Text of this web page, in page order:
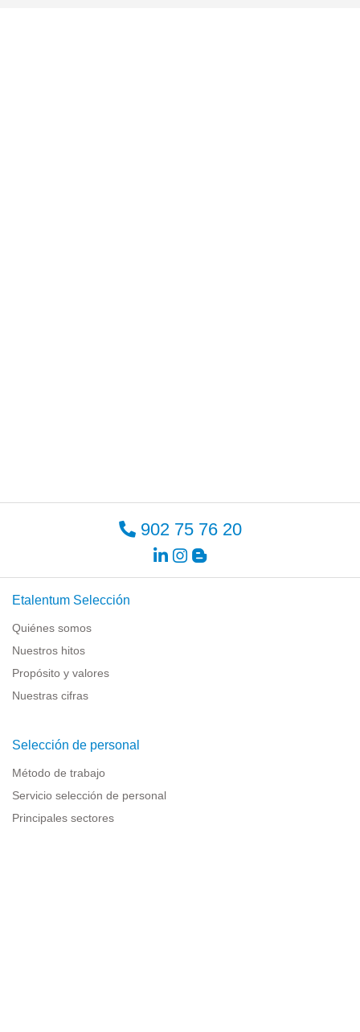
902 75 76 20
Etalentum Selección
Quiénes somos
Nuestros hitos
Propósito y valores
Nuestras cifras
Selección de personal
Método de trabajo
Servicio selección de personal
Principales sectores